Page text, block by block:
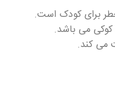
برای کودک است.
کوکی می باشد.
می کند.